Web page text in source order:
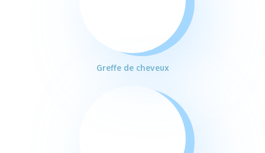
Greffe de cheveux